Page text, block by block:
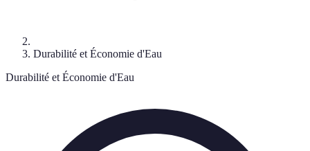
Durabilité et Économie d'Eau
Durabilité et Économie d'Eau